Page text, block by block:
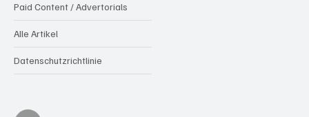
Paid Content / Advertorials
Alle Artikel
Datenschutzrichtlinie